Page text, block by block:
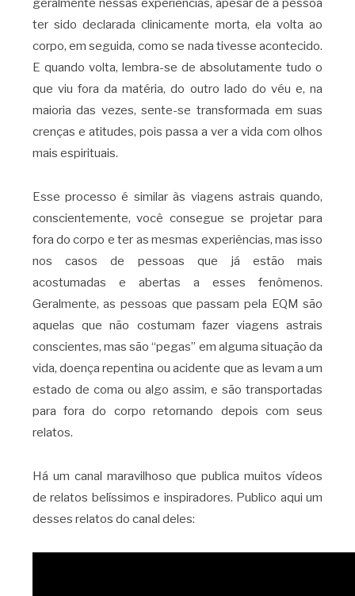
geralmente nessas experiências, apesar de a pessoa
ter sido declarada clinicamente morta, ela volta ao
corpo, em seguida, como se nada tivesse acontecido.
E quando volta, lembra-se de absolutamente tudo o
que viu fora da matéria, do outro lado do véu e, na
maioria das vezes, sente-se transformada em suas
crenças e atitudes, pois passa a ver a vida com olhos
mais espirituais.
Esse processo é similar às viagens astrais quando,
conscientemente, você consegue se projetar para
fora do corpo e ter as mesmas experiências, mas isso
nos casos de pessoas que já estão mais
acostumadas e abertas a esses fenômenos.
Geralmente, as pessoas que passam pela EQM são
aquelas que não costumam fazer viagens astrais
conscientes, mas são “pegas” em alguma situação da
vida, doença repentina ou acidente que as levam a um
estado de coma ou algo assim, e são transportadas
para fora do corpo retornando depois com seus
relatos.
Há um canal maravilhoso que publica muitos vídeos
de relatos belíssimos e inspiradores. Publico aqui um
desses relatos do canal deles: